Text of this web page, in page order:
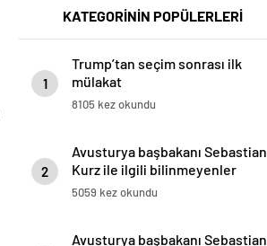
KATEGORİNİN POPÜLERLERİ
1
Trump’tan seçim sonrası ilk
mülakat
8105 kez okundu
2
Avusturya başbakanı Sebastian
Kurz ile ilgili bilinmeyenler
5059 kez okundu
Avusturya başbakanı Sebastian